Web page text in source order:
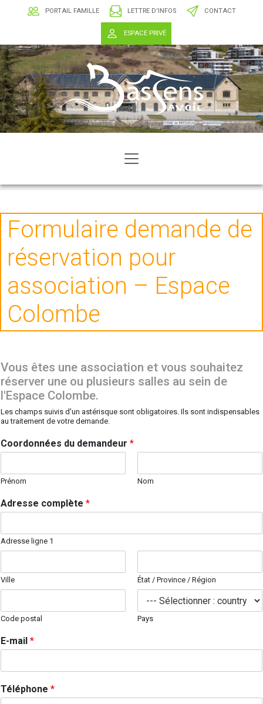
PORTAIL FAMILLE LETTRE D'INFOS CONTACT
ESPACE PRIVÉ
Formulaire demande de
réservation pour
association – Espace
Colombe
Vous êtes une association et vous souhaitez
réserver une ou plusieurs salles au sein de
l'Espace Colombe.
Les champs suivis d'un astérisque sont obligatoires. Ils sont indispensables
au traitement de votre demande.
Coordonnées du demandeur *
Prénom Nom
Adresse complète *
Adresse ligne 1
Ville État / Province / Région
Code postal Pays
E-mail *
Téléphone *